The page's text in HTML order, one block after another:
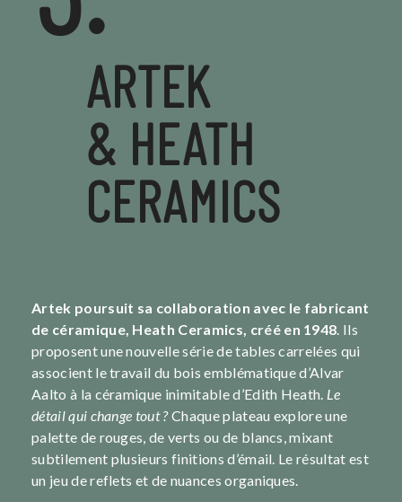
ARTEK
& HEATH
CERAMICS
Artek poursuit sa collaboration avec le fabricant
de céramique, Heath Ceramics, créé en 1948. Ils
proposent une nouvelle série de tables carrelées qui
associent le travail du bois emblématique d’Alvar
Aalto à la céramique inimitable d’Edith Heath. Le
détail qui change tout ?Chaque plateau explore une
palette de rouges, de verts ou de blancs, mixant
subtilement plusieurs finitions d’émail. Le résultat est
un jeu de reflets et de nuances organiques.